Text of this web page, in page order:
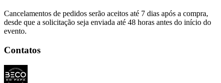
Cancelamentos de pedidos serão aceitos até 7 dias após a compra,
desde que a solicitação seja enviada até 48 horas antes do início do
evento.
Contatos